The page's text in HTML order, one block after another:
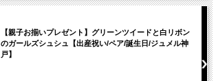
【親子お揃いプレゼント】グリーンツイードと白リボン
のガールズシュシュ【出産祝い/ペア/誕生日/ジュメル神
戸】